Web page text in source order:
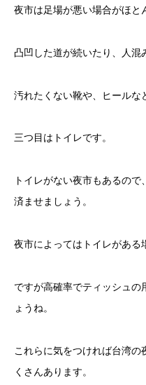
夜市は足場が悪い場合がほと
凸凹した道が続いたり、人混
汚れたくない靴や、ヒールな
三つ目はトイレです。
トイレがない夜市もあるの
済ませましょう。
夜市によってはトイレがある
ですが高確率でティッシュの
ょうね。
これらに気をつければ台湾
くさんあります。